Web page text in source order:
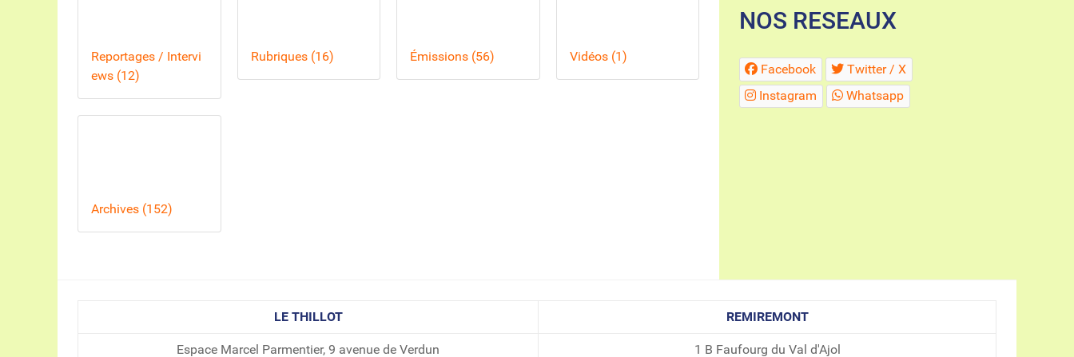
Reportages / Intervi
ews (12)
Rubriques (16) Émissions (56) Vidéos (1)
Archives (152)
NOS RESEAUX
Facebook
Twitter / X
Instagram
Whatsapp
LE THILLOT REMIREMONT
Espace Marcel Parmentier, 9 avenue de Verdun 1 B Faufourg du Val d'Ajol